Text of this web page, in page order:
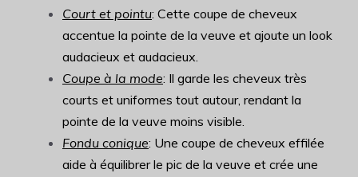
Court et pointu: Cette coupe de cheveux
accentue la pointe de la veuve et ajoute un look
audacieux et audacieux.
Coupe à la mode: Il garde les cheveux très
courts et uniformes tout autour, rendant la
pointe de la veuve moins visible.
Fondu conique: Une coupe de cheveux effilée
aide à équilibrer le pic de la veuve et crée une